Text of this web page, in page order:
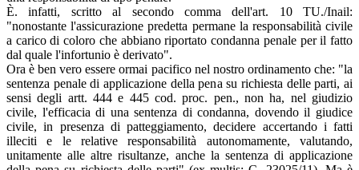
È. infatti, scritto al secondo comma dell'art. 10 TU./Inail:
"nonostante l'assicurazione predetta permane la responsabilità civile
a carico di coloro che abbiano riportato condanna penale per il fatto
dal quale l'infortunio è derivato".
Ora è ben vero essere ormai pacifico nel nostro ordinamento che: "la
sentenza penale di applicazione della pena su richiesta delle parti, ai
sensi degli artt. 444 e 445 cod. proc. pen., non ha, nel giudizio
civile, l'efficacia di una sentenza di condanna, dovendo il giudice
civile, in presenza di patteggiamento, decidere accertando i fatti
illeciti e le relative responsabilità autonomamente, valutando,
unitamente alle altre risultanze, anche la sentenza di applicazione